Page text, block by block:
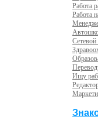
Работа
Работа
Сетевой
Ищу